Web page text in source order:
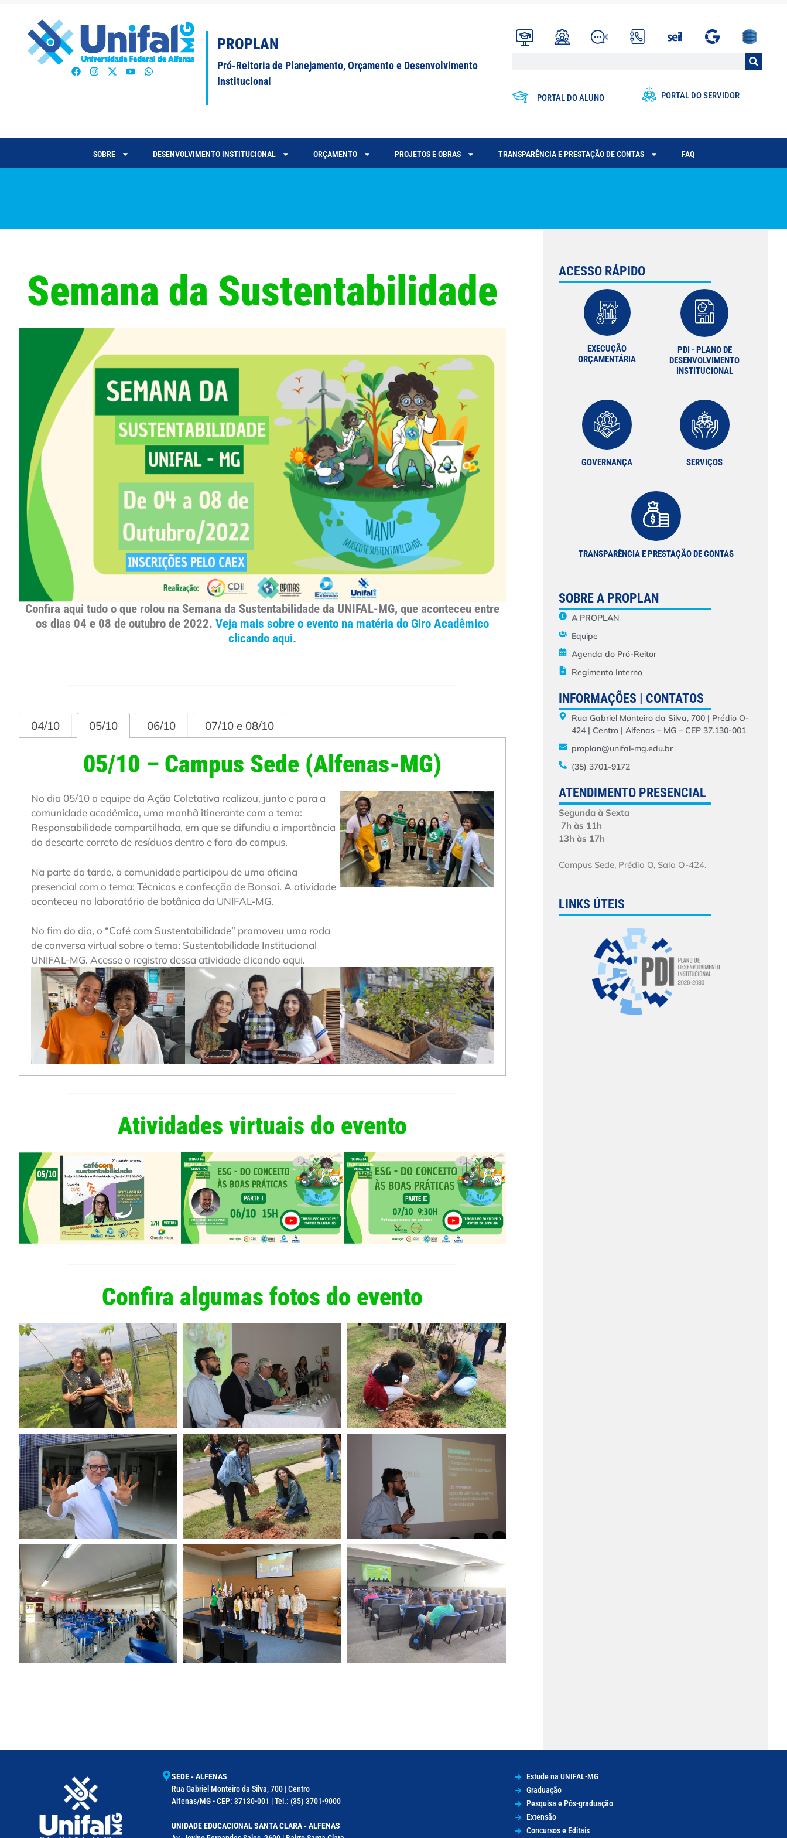
PROPLAN
Pró-Reitoria de Planejamento, Orçamento e Desenvolvimento
Institucional
PORTAL DO ALUNO PORTAL DO SERVIDOR
SOBRE DESENVOLVIMENTO INSTITUCIONAL ORÇAMENTO PROJETOS E OBRAS TRANSPARÊNCIA E PRESTAÇÃO DE CONTAS FAQ
Semana da Sustentabilidade
Confira aqui tudo o que rolou na Semana da Sustentabilidade da UNIFAL-MG, que aconteceu entre
os dias 04 e 08 de outubro de 2022. Veja mais sobre o evento na matéria do Giro Acadêmico
clicando aqui.
04/10 05/10 06/10 07/10 e 08/10
05/10 – Campus Sede (Alfenas-MG)
No dia 05/10 a equipe da Ação Coletativa realizou, junto e para a
comunidade acadêmica, uma manhã itinerante com o tema:
Responsabilidade compartilhada, em que se difundiu a importância
do descarte correto de resíduos dentro e fora do campus.
Na parte da tarde, a comunidade participou de uma oficina
presencial com o tema: Técnicas e confecção de Bonsai. A atividade
aconteceu no laboratório de botânica da UNIFAL-MG.
No fim do dia, o “Café com Sustentabilidade” promoveu uma roda
de conversa virtual sobre o tema: Sustentabilidade Institucional
UNIFAL-MG. Acesse o registro dessa atividade clicando aqui.
Atividades virtuais do evento
Confira algumas fotos do evento
ACESSO RÁPIDO
EXECUÇÃO
ORÇAMENTÁRIA
PDI - PLANO DE
DESENVOLVIMENTO
INSTITUCIONAL
GOVERNANÇA SERVIÇOS
TRANSPARÊNCIA E PRESTAÇÃO DE CONTAS
SOBRE A PROPLAN
A PROPLAN
Equipe
Agenda do Pró-Reitor
Regimento Interno
INFORMAÇÕES | CONTATOS
Rua Gabriel Monteiro da Silva, 700 | Prédio O-
424 | Centro | Alfenas – MG – CEP 37.130-001
proplan@unifal-mg.edu.br
(35) 3701-9172
ATENDIMENTO PRESENCIAL
Segunda à Sexta
7h às 11h
13h às 17h
Campus Sede, Prédio O, Sala O-424.
LINKS ÚTEIS
SEDE - ALFENAS
Rua Gabriel Monteiro da Silva, 700 | Centro
Alfenas/MG - CEP: 37130-001 | Tel.: (35) 3701-9000
UNIDADE EDUCACIONAL SANTA CLARA - ALFENAS
Estude na UNIFAL-MG
Graduação
Pesquisa e Pós-graduação
Extensão
Concursos e Editais